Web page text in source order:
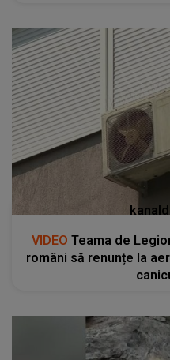
VIDEO Teama de
români să renunțe la